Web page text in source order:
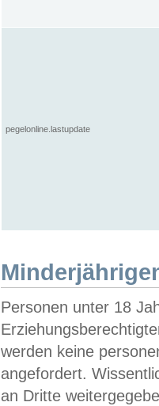
pegelonline.lastupdate
Personen unter 18
werden keine
angefordert.
an Dritte